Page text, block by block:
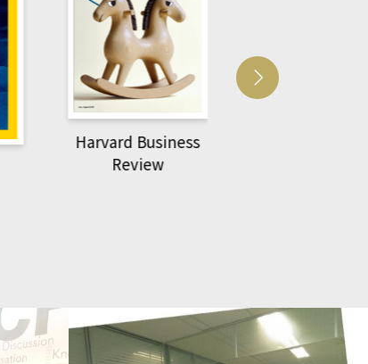
Harvard Business
Review